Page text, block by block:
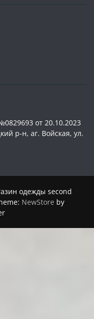
от 20.10.2023
р-н, аг. Войская, ул.
одежды second
NewStore by